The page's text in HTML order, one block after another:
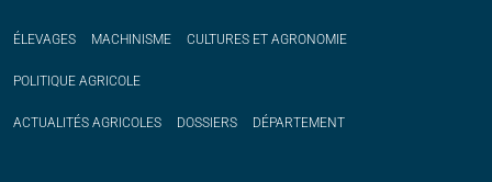
ÉLEVAGES MACHINISME CULTURES ET AGRONOMIE
POLITIQUE AGRICOLE
ACTUALITÉS AGRICOLES DOSSIERS DÉPARTEMENT